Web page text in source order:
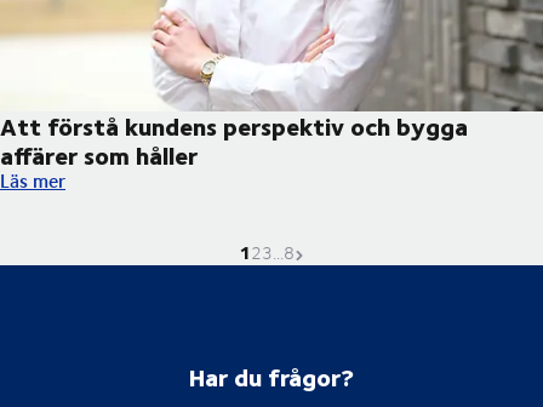
Att förstå kundens perspektiv och bygga
affärer som håller
Att förstå kundens perspektiv och bygga affärer som håller
Läs mer
Nuvarande sida är
1Gå till sidan
2Gå till sidan
3...Gå till sidan
8Nästa sida
Har du frågor?